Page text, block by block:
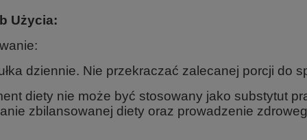
Użycia:
dziennie. Nie przekraczać zalecanej porcji do
diety nie może być stosowany jako substytut
zbilansowanej diety oraz prowadzenie